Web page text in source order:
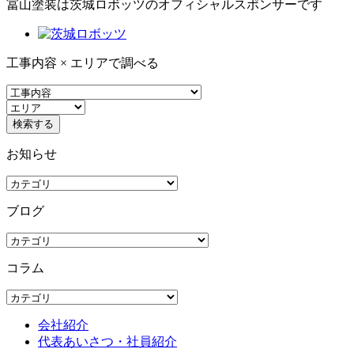
冨山塗装は茨城ロボッツのオフィシャルスポンサーです
工事内容 × エリアで調べる
お知らせ
ブログ
コラム
会社紹介
代表あいさつ・社員紹介